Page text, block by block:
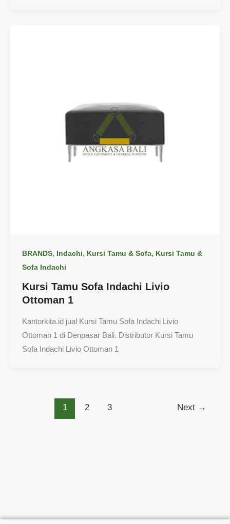
BRANDS, Indachi, Kursi Tamu & Sofa, Kursi Tamu &
Sofa Indachi
Kursi Tamu Sofa Indachi Livio
Ottoman 1
Kantorkita.id jual Kursi Tamu Sofa Indachi Livio
Ottoman 1 di Denpasar Bali. Distributor Kursi Tamu
Sofa Indachi Livio Ottoman 1
1 2 3 Next →